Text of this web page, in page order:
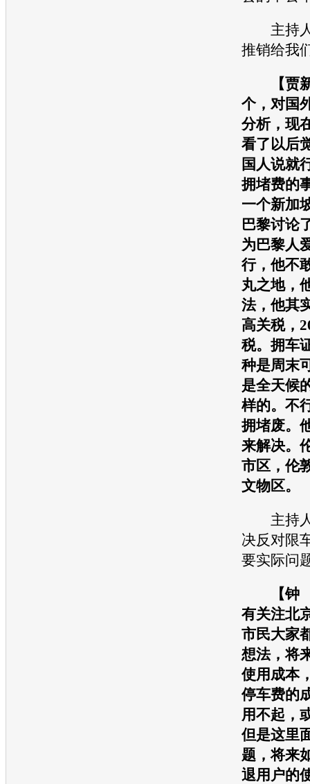
主持人
推销给我
【贾
个，对国
分析，现
看了以后
国人说就
拥堵费的
一个新加
巴黎讨论
为巴黎人
行，他不
丸之地，
法，他其
高关税，
税。拥车
种是周末
是全天候
样的。不
拥堵废。
来解决。
市区，伦
文物区。
主持人
决反对限
要实际问
【钟
有关注北
市民大家
想法，将
使用成本
停车费的
用不起，
但是这里
题，将来
退用户的